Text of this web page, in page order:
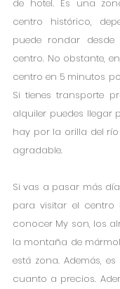
de hotel. Es una
centro histórico,
puede rondar
centro. No obstante,
centro en 5 minutos
Si tienes transporte
alquiler puedes llegar
hay por la orilla del
agradable.
Si vas a pasar más
para visitar el
conocer My son, los
la montaña de
está zona. Además,
cuanto a precios.